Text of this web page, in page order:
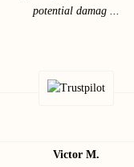
potential damag ...
Victor M.